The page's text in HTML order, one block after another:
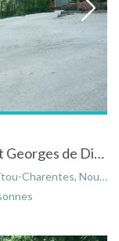
Camping 2B à 3,5 km de la plage de St Georges de Didonne et à 6 km de Royan
Aquitaine, France